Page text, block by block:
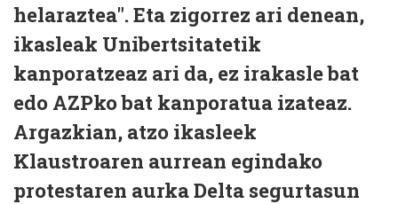
helaraztea". Eta zigorrez ari denean,
ikasleak Unibertsitatetik
kanporatzeaz ari da, ez irakasle bat
edo AZPko bat kanporatua izateaz.
Argazkian, atzo ikasleek
Klaustroaren aurrean egindako
protestaren aurka Delta segurtasun